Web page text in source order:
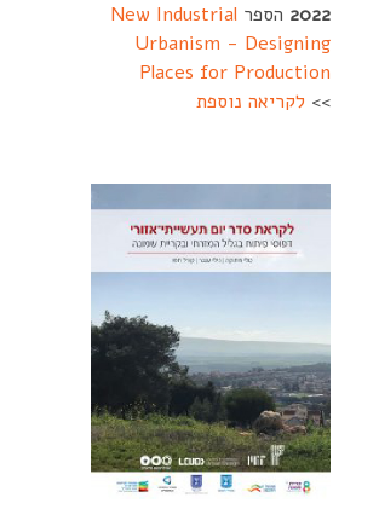
2022 הספר New Industrial
Urbanism - Designing
Places for Production
>> לקריאה נוספת